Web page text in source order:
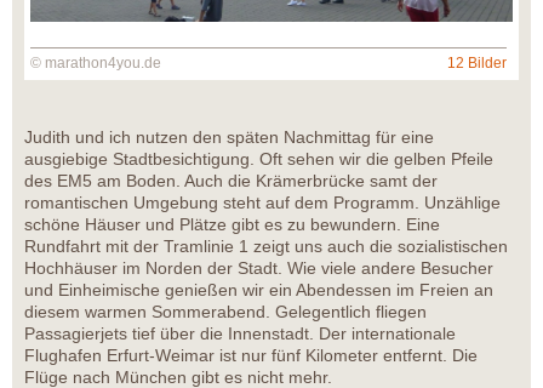
© marathon4you.de 12 Bilder
Judith und ich nutzen den späten Nachmittag für eine
ausgiebige Stadtbesichtigung. Oft sehen wir die gelben Pfeile
des EM5 am Boden. Auch die Krämerbrücke samt der
romantischen Umgebung steht auf dem Programm. Unzählige
schöne Häuser und Plätze gibt es zu bewundern. Eine
Rundfahrt mit der Tramlinie 1 zeigt uns auch die sozialistischen
Hochhäuser im Norden der Stadt. Wie viele andere Besucher
und Einheimische genießen wir ein Abendessen im Freien an
diesem warmen Sommerabend. Gelegentlich fliegen
Passagierjets tief über die Innenstadt. Der internationale
Flughafen Erfurt-Weimar ist nur fünf Kilometer entfernt. Die
Flüge nach München gibt es nicht mehr.